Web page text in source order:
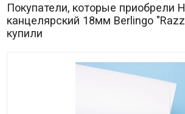
Покупатели, которые приобрели
канцелярский 18мм Berlingo
купили